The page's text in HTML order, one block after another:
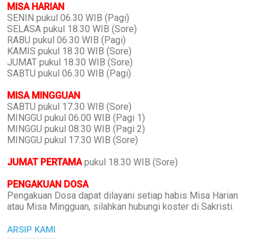
MISA HARIAN
SENIN pukul 06.30 WIB (Pagi)
SELASA pukul 18.30 WIB (Sore)
RABU pukul 06.30 WIB (Pagi)
KAMIS pukul 18.30 WIB (Sore)
JUMAT pukul 18.30 WIB (Sore)
SABTU pukul 06.30 WIB (Pagi)
MISA MINGGUAN
SABTU pukul 17.30 WIB (Sore)
MINGGU pukul 06.00 WIB (Pagi 1)
MINGGU pukul 08.30 WIB (Pagi 2)
MINGGU pukul 17.30 WIB (Sore)
JUMAT PERTAMA pukul 18.30 WIB (Sore)
PENGAKUAN DOSA
Pengakuan Dosa dapat dilayani setiap habis Misa Harian
atau Misa Mingguan, silahkan hubungi koster di Sakristi.
ARSIP KAMI